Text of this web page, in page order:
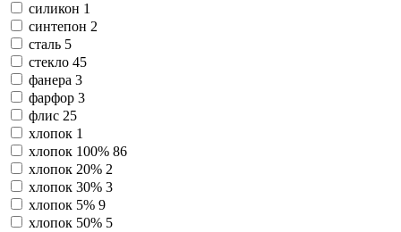
силикон 1
синтепон 2
сталь 5
стекло 45
фанера 3
фарфор 3
флис 25
хлопок 1
хлопок 100% 86
хлопок 20% 2
хлопок 30% 3
хлопок 5% 9
хлопок 50% 5